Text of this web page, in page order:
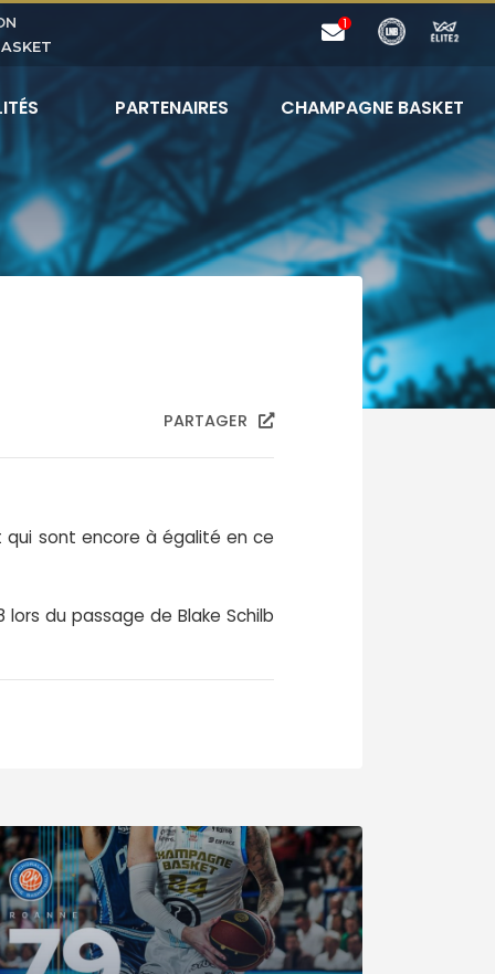
PARTENAIRES CHAMPAGNE BASKET
PARTAGER
qui sont encore à égalité en ce
du passage de Blake Schilb